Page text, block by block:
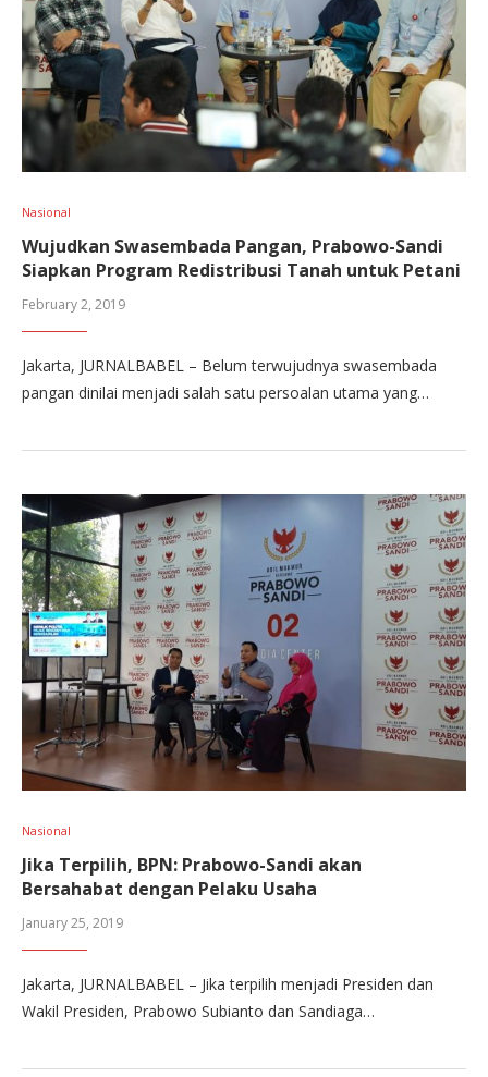
Nasional
Wujudkan Swasembada Pangan, Prabowo-Sandi
Siapkan Program Redistribusi Tanah untuk Petani
February 2, 2019
Jakarta, JURNALBABEL – Belum terwujudnya swasembada
pangan dinilai menjadi salah satu persoalan utama yang…
Nasional
Jika Terpilih, BPN: Prabowo-Sandi akan
Bersahabat dengan Pelaku Usaha
January 25, 2019
Jakarta, JURNALBABEL – Jika terpilih menjadi Presiden dan
Wakil Presiden, Prabowo Subianto dan Sandiaga…